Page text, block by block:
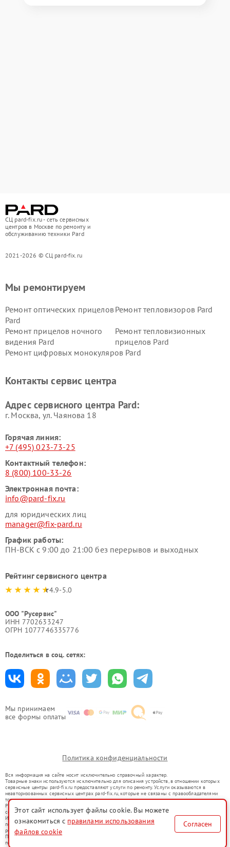
СЦ pard-fix.ru - сеть сервисных
центров в Москве по ремонту и
обслуживанию техники Pard
2021-2026 © СЦ pard-fix.ru
Мы принимаем
все формы оплаты
Мы ремонтируем
Ремонт оптических прицелов
Pard
Ремонт тепловизоров Pard
Ремонт прицелов ночного
видения Pard
Ремонт тепловизионных
прицелов Pard
Ремонт цифровых монокуляров Pard
Контакты сервис центра
Адрес сервисного центра Pard:
г. Москва, ул. Чаянова 18
Горячая линия:
+7 (495) 023-73-25
Контактный телефон:
8 (800) 100-33-26
Электронная почта:
info@pard-fix.ru
для юридических лиц
manager@fix-pard.ru
График работы:
ПН-ВСК с 9:00 до 21:00 без перерывов и выходных
Рейтинг сервисного центра
4.9-5.0
ООО "Русервис"
ИНН 7702633247
ОГРН 1077746335776
Поделиться в соц. сетях:
Политика конфиденциальности
Вся информация на сайте носит исключительно справочный характер.
Товарные знаки используются исключительно для описания устройств, в отношении которых
сервисные центры pard-fix.ru предоставляют услуги по ремонту. Услуги оказываются в
неавторизованных сервисных центрах pard-fix.ru, которые не связаны с правообладателями
товарных знаков или их официальными представителями.
Ремонт осуществляется для устройств, уже введенных в гражданский оборот в соответствии
со статьей 1487 ГК РФ.
Использование товарных знаков не преследует цели индивидуализации услуг или введения
потребителей в заблуждение, а служит для информирования о предоставляемых услугах по
ремонту техники указанных брендов.
Представленная на сайте информация не является публичной офертой, определяемой
положениями Статьи 437(2) Гражданского кодекса РФ
Этот сайт использует файлы cookie. Вы можете
ознакомиться с правилами использования
файлов cookie
Согласен